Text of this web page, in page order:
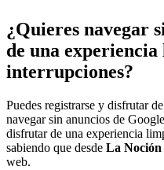
¿Quieres navegar
de una
interrupciones?
Puedes registrarse y disfrutar
navegar sin anuncios de
disfrutar de una experiencia
sabiendo que desde La Noción
web.